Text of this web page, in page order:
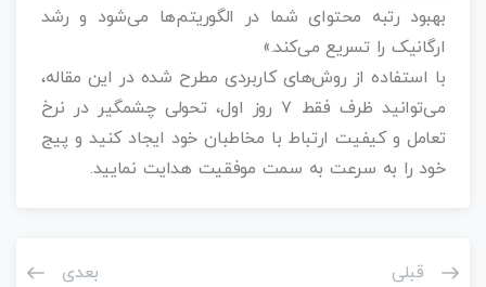
بهبود رتبه محتوای شما در الگوریتم‌ها می‌شود و رشد
ارگانیک را تسریع می‌کند.»
با استفاده از روش‌های کاربردی مطرح شده در این مقاله،
می‌توانید ظرف فقط ۷ روز اول، تحولی چشمگیر در نرخ
تعامل و کیفیت ارتباط با مخاطبان خود ایجاد کنید و پیج
خود را به سرعت به سمت موفقیت هدایت نمایید.
قبلی بعدی